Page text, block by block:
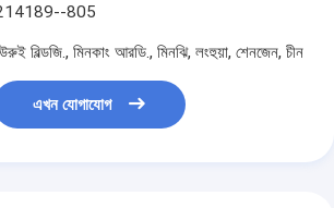
805
বিল্ডজি., মিনকাং আরডি., মিনঝি, লংহুয়া, শেনজেন, চীন
এখন যোগাযোগ